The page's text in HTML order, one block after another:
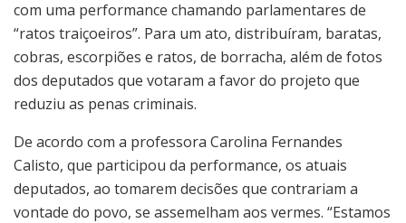
com uma performance chamando parlamentares de
“ratos traiçoeiros”. Para um ato, distribuíram, baratas,
cobras, escorpiões e ratos, de borracha, além de fotos
dos deputados que votaram a favor do projeto que
reduziu as penas criminais.
De acordo com a professora Carolina Fernandes
Calisto, que participou da performance, os atuais
deputados, ao tomarem decisões que contrariam a
vontade do povo, se assemelham aos vermes. “Estamos